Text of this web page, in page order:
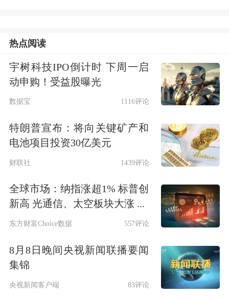
全球第二大铝土矿生产国强势出手 一
口气收回51个矿权
外贸商接航运公司涨价通知：6月中旬
价格不断创新低 碳酸锂行业“出清”加
速！后市关注这些“拐点”信号
宏观产经
热点阅读
宇树科技IPO倒计时 下周一启
动申购！受益股曝光
数据宝 1116评论
特朗普宣布：将向关键矿产和
电池项目投资30亿美元
财联社 1439评论
全球市场：纳指涨超1% 标普创
新高 光通信、太空板块大涨 ...
东方财富Choice数据 557评论
8月8日晚间央视新闻联播要闻
集锦
央视新闻客户端 83评论